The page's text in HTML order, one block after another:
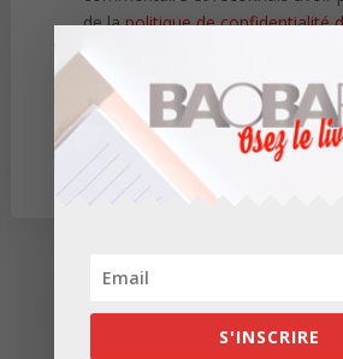
de lapolitique de confidentialité
Conseil
S'INSCRIRE